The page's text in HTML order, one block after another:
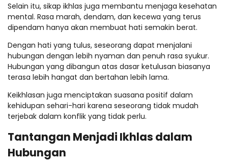
Selain itu, sikap ikhlas juga membantu menjaga kesehatan
mental. Rasa marah, dendam, dan kecewa yang terus
dipendam hanya akan membuat hati semakin berat.
Dengan hati yang tulus, seseorang dapat menjalani
hubungan dengan lebih nyaman dan penuh rasa syukur.
Hubungan yang dibangun atas dasar ketulusan biasanya
terasa lebih hangat dan bertahan lebih lama.
Keikhlasan juga menciptakan suasana positif dalam
kehidupan sehari-hari karena seseorang tidak mudah
terjebak dalam konflik yang tidak perlu.
Tantangan Menjadi Ikhlas dalam
Hubungan